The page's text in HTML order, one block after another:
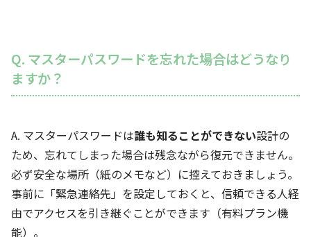
Q. マスターパスワードを忘れた場合はどうなり
ますか？
A. マスターパスワードは誰も知ることができない設計の
ため、忘れてしまった場合は残念ながら復元できません。
必ず安全な場所（紙のメモなど）に控えておきましょう。
事前に「緊急連絡先」を設定しておくと、信頼できる人経
由でアクセスを引き継ぐことができます（有料プラン機
能）。